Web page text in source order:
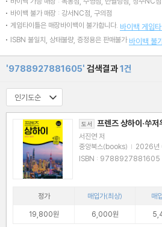
바이백 불가 매장 : 강서NC점, 구의점
게임타이틀은 매장바이백이 불가합니다. 바이백 게임
ISBN 불일치, 상태불량, 증정용은 판매불가 바이백 불
'9788927881605' 검색결과1건
도서 프렌즈 상하이·쑤저
서진연 저
중앙북스(books) | 2026년
정가 매입가(최상) 매
19,800원
6,000원